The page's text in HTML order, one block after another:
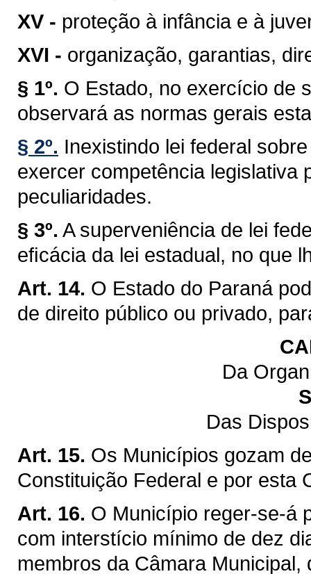
XV - proteção à infância e à
XVI - organização, garantias,
§ 1º. O Estado, no exercício de
observará as normas gerais
§ 2º. Inexistindo lei federal
exercer competência legislativa
peculiaridades.
§ 3º. A superveniência de lei
eﬁcácia da lei estadual, no que
Art. 14. O Estado do Paraná
de direito público ou privado,
Da
Das
Art. 15. Os Municípios gozam
Constituição Federal e por esta
Art. 16. O Município reger-se-á
com interstício mínimo de dez
membros da Câmara